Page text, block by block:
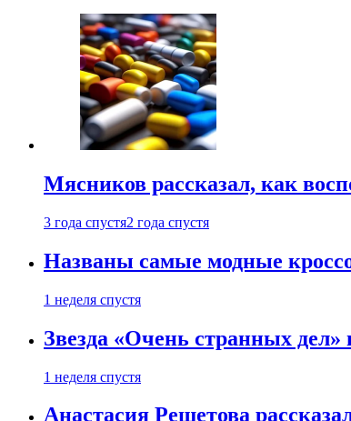
Мясников рассказал, как
3 года спустя2 года спустя
Названы самые модные
1 неделя спустя
Звезда «Очень странных дел»
1 неделя спустя
Анастасия Решетова